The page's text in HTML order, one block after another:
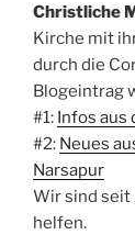
Christliche
Kirche mit
durch die
Blogeintrag
#1: Infos aus
#2: Neues
Narsapur
Wir sind seit
helfen.